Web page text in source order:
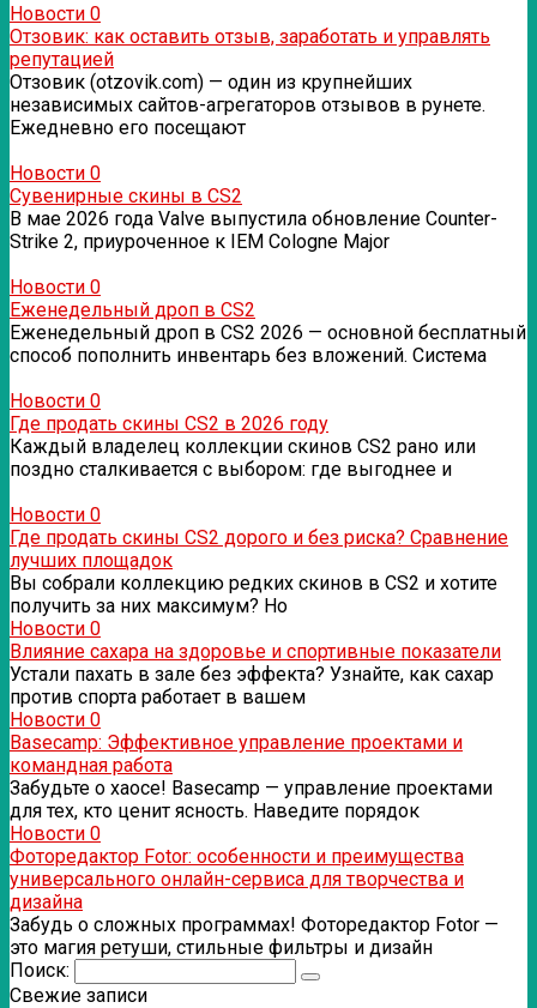
Новости 0
Отзовик: как оставить отзыв, заработать и управлять
репутацией
Отзовик (otzovik.com) — один из крупнейших
независимых сайтов-агрегаторов отзывов в рунете.
Ежедневно его посещают
Новости 0
Сувенирные скины в CS2
В мае 2026 года Valve выпустила обновление Counter-
Strike 2, приуроченное к IEM Cologne Major
Новости 0
Еженедельный дроп в CS2
Еженедельный дроп в CS2 2026 — основной бесплатный
способ пополнить инвентарь без вложений. Система
Новости 0
Где продать скины CS2 в 2026 году
Каждый владелец коллекции скинов CS2 рано или
поздно сталкивается с выбором: где выгоднее и
Новости 0
Где продать скины CS2 дорого и без риска? Сравнение
лучших площадок
Вы собрали коллекцию редких скинов в CS2 и хотите
получить за них максимум? Но
Новости 0
Влияние сахара на здоровье и спортивные показатели
Устали пахать в зале без эффекта? Узнайте, как сахар
против спорта работает в вашем
Новости 0
Basecamp: Эффективное управление проектами и
командная работа
Забудьте о хаосе! Basecamp — управление проектами
для тех, кто ценит ясность. Наведите порядок
Новости 0
Фоторедактор Fotor: особенности и преимущества
универсального онлайн-сервиса для творчества и
дизайна
Забудь о сложных программах! Фоторедактор Fotor —
это магия ретуши, стильные фильтры и дизайн
Поиск:
Свежие записи